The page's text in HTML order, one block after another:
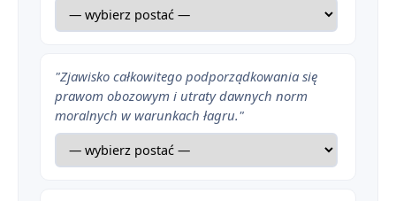
"Zjawisko całkowitego podporządkowania się
prawom obozowym i utraty dawnych norm
moralnych w warunkach łagru."